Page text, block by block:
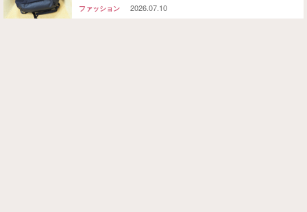
ファッション 2026.07.10